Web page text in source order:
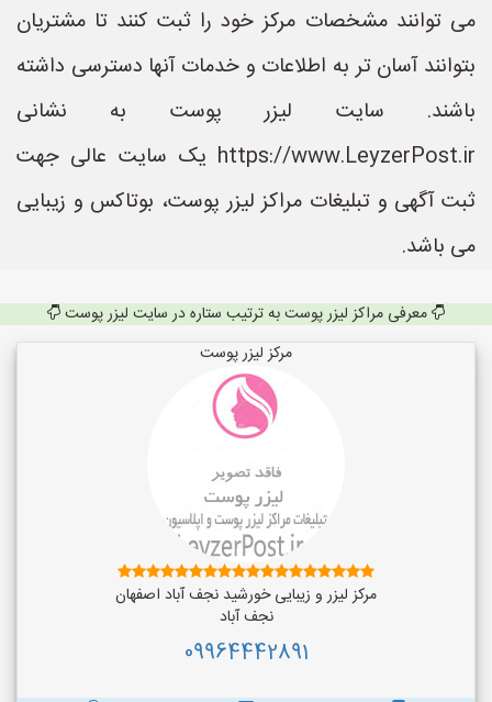
می توانند مشخصات مرکز خود را ثبت کنند تا مشتریان
بتوانند آسان تر به اطلاعات و خدمات آنها دسترسی داشته
باشند. سایت لیزر پوست به نشانی
https://www.LeyzerPost.ir یک سایت عالی جهت
ثبت آگهی و تبلیغات مراکز لیزر پوست، بوتاکس و زیبایی
می باشد.
معرفی مراکز لیزر پوست به ترتیب ستاره در سایت لیزر پوست
مرکز لیزر پوست
مرکز لیزر و زیبایی خورشید نجف آباد اصفهان
نجف‌ آباد
09964442891